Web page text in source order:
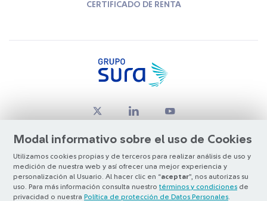
Modal informativo sobre el uso de Cookies
Utilizamos cookies propias y de terceros para realizar análisis de uso y
medición de nuestra web y así ofrecer una mejor experiencia y
personalización al Usuario. Al hacer clic en “aceptar”, nos autorizas su
uso. Para más información consulta nuestro términos y condiciones de
privacidad o nuestra Política de protección de Datos Personales
CERTIFICADO DE RENTA
© Copyright Grupo SURA 2026